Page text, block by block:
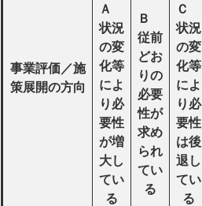
事業評価／施
策展開の方向
Ａ
状況
の変
化等
によ
り必
要性
が増
大し
てい
る
Ｂ
従前
どお
りの
必要
性が
求め
られ
てい
る
Ｃ
状況
の変
化等
によ
り必
要性
は後
退し
てい
る